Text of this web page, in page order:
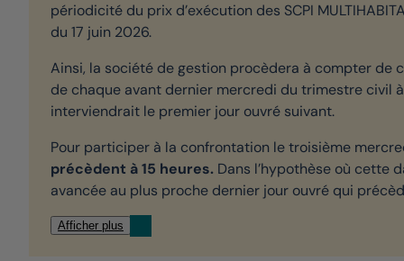
périodicité du prix d’exécution des SCPI
du 17 juin 2026.
Ainsi, la société de gestion procèdera à compter de
de chaque avant dernier mercredi du trimestre civil
interviendrait le premier jour ouvré suivant.
Pour participer à la confrontation le troisième
précèdent à 15 heures. Dans l’hypothèse où cette
avancée au plus proche dernier jour ouvré qui
Afficher plus